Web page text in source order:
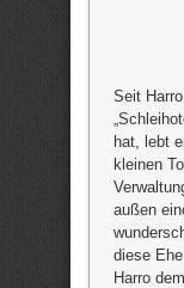
Seit
hat, lebt
kleinen
außen
diese
Harro